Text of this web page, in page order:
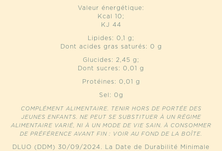
Valeur énergétique:
Kcal 10;
KJ 44
Lipides: 0,1 g;
Dont acides gras saturés: 0 g
Glucides: 2,45 g;
Dont sucres: 0,01 g
Protéines: 0,01 g
Sel: 0g
COMPLÉMENT ALIMENTAIRE. TENIR HORS DE PORTÉE DES
JEUNES ENFANTS. NE PEUT SE SUBSTITUER À UN RÉGIME
ALIMENTAIRE VARIÉ, NI À UN MODE DE VIE SAIN. À CONSOMMER
DE PRÉFÉRENCE AVANT FIN : VOIR AU FOND DE LA BOÎTE.
DLUO (DDM) 30/09/2024. La Date de Durabilité Minimale